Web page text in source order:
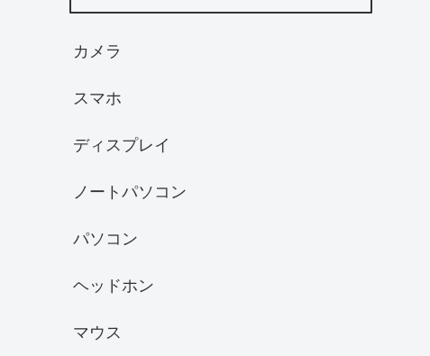
カメラ
スマホ
ディスプレイ
ノートパソコン
パソコン
ヘッドホン
マウス